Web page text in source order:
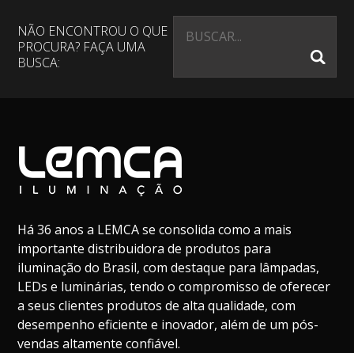
NÃO ENCONTROU O QUE
PROCURA? FAÇA UMA
BUSCA:
Há 36 anos a LEMCA se consolida como a mais
importante distribuidora de produtos para
iluminação do Brasil, com destaque para lâmpadas,
LEDs e luminárias, tendo o compromisso de oferecer
a seus clientes produtos de alta qualidade, com
desempenho eficiente e inovador, além de um pós-
vendas altamente confiável.